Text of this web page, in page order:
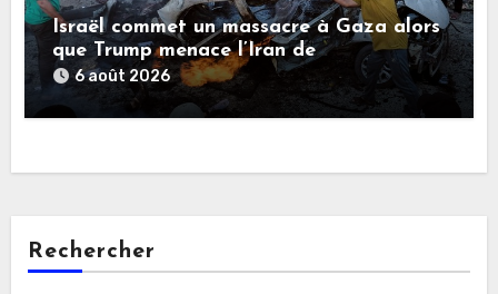
Israël commet un massacre à Gaza alors
que Trump menace l’Iran de
«décapitation»
6 août 2026
Rechercher